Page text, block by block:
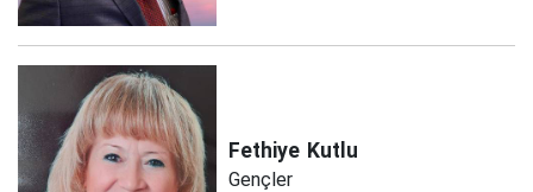
Fethiye Kutlu
Gençler